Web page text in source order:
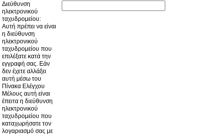
Διεύθυνση
ηλεκτρονικού
ταχυδρομείου:
Αυτή πρέπει να είναι
η διεύθυνση
ηλεκτρονικού
ταχυδρομείου που
επιλέξατε κατά την
εγγραφή σας. Εάν
δεν έχετε αλλάξει
αυτή μέσω του
Πίνακα Ελέγχου
Μέλους αυτή είναι
έπειτα η διεύθυνση
ηλεκτρονικού
ταχυδρομείου που
καταχωρήσατε τον
λογαριασμό σας με